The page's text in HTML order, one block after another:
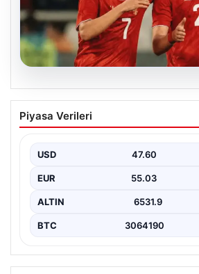
05.08.2026
Aleksey Batrakov’dan
İddialarına Yöneşli Yanıt!
genç futbolcu Aleksey Batrakov, adı
Piyasa Verileri
USD 47.60
EUR 55.03
ALTIN 6531.9
BTC 3064190